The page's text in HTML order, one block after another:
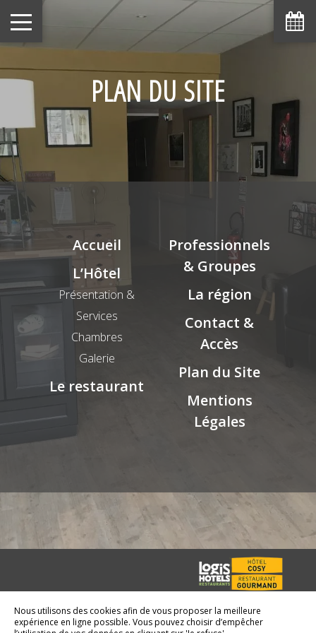
PLAN DU SITE
Accueil
L’Hôtel
Présentation &
Services
Chambres
Galerie
Le restaurant
Professionnels
& Groupes
La région
Contact &
Accès
Plan du Site
Mentions
Légales
© 2026 - Tous Droits
Réservés
Nous utilisons des cookies afin de vous proposer la meilleure
expérience en ligne possible. Vous pouvez choisir d’empêcher